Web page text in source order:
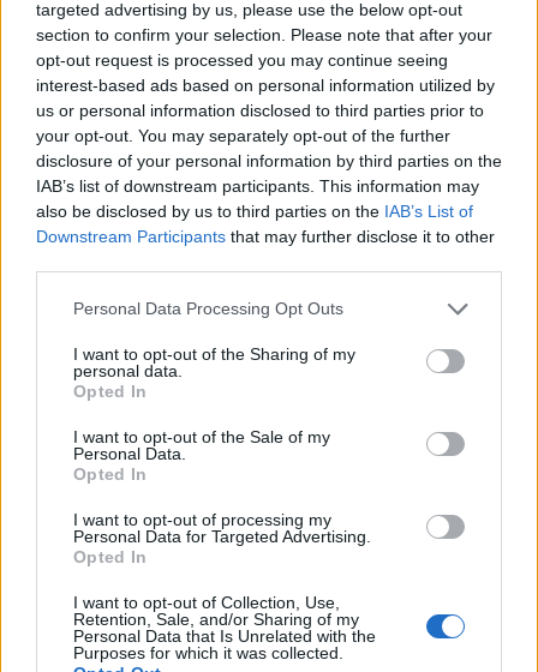
targeted advertising by us, please use the below opt-out
section to confirm your selection. Please note that after your
opt-out request is processed you may continue seeing
interest-based ads based on personal information utilized by
us or personal information disclosed to third parties prior to
your opt-out. You may separately opt-out of the further
disclosure of your personal information by third parties on the
IAB’s list of downstream participants. This information may
also be disclosed by us to third parties on the IAB’s List of
Downstream Participants that may further disclose it to other
Please note that this website/app uses one or more Google
not limited to your visit or usage behaviour. You may click to
grant or deny consent to Google and its third-party tags to
use your data for below specified purposes in below Google
consent section.
Personal Data Processing Opt Outs
I want to opt-out of the Sharing of my
personal data.
Opted In
I want to opt-out of the Sale of my
Personal Data.
Opted In
I want to opt-out of processing my
Personal Data for Targeted Advertising.
Opted In
I want to opt-out of Collection, Use,
Retention, Sale, and/or Sharing of my
Personal Data that Is Unrelated with the
Purposes for which it was collected.
stile. Con dettagli curati come tasche e fibbie in
cuoio, questo accessorio è la nuova it-bag
dell’autunno inverno. Le opzioni variano da modelli
in canvas a quelli in pelle, offrendo soluzioni per
ogni gusto e necessità. Se cerchi un accessorio
pratico senza rinunciare all’eleganza, questo zaino
è quello che fa per te! Non è ora di scoprire un
nuovo modo di portare il tuo stile?
Hai già individuato il tuo modello preferito? Le
fashionista, e non vorrai certo perderti l’occasione
di avere un pezzo di questa incredibile collezione
nel tuo guardaroba!
AUTORE
Staff